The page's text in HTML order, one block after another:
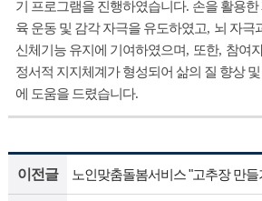
기 프로그램을 진행하였습니다. 손을 활용
육 운동 및 감각 자극을 유도하였고, 뇌 자극
신체기능 유지에 기여하였으며, 또한, 참여
정서적 지지체계가 형성되어 삶의 질 향상
에 도움을 드렸습니다.
이전글 노인맞춤돌봄서비스 "고추장 만